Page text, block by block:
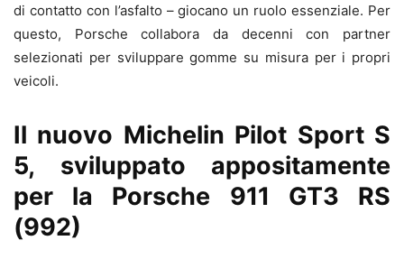
di contatto con l’asfalto – giocano un ruolo essenziale. Per
questo, Porsche collabora da decenni con partner
selezionati per sviluppare gomme su misura per i propri
veicoli.
Il nuovo Michelin Pilot Sport S
5, sviluppato appositamente
per la Porsche 911 GT3 RS
(992)